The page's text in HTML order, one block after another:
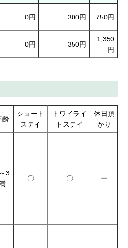
0円 300円 750円
0円 350円
1,350
円
齢
ショート
ステイ
トワイライ
トステイ
休日預
かり
3
〇 〇 ー